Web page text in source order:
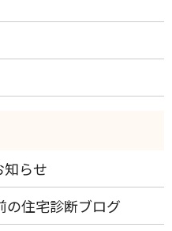
知らせ
の住宅診断ブログ